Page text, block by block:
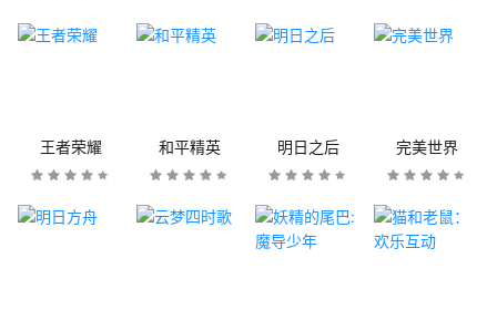
王者荣耀 和平精英 明日之后 完美世界